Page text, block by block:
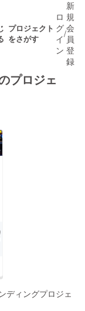
プロジェクト
をさがす
ロ
グ
イ
ン
/
新
規
会
員
登
録
プロジェ
ディングプロジェ